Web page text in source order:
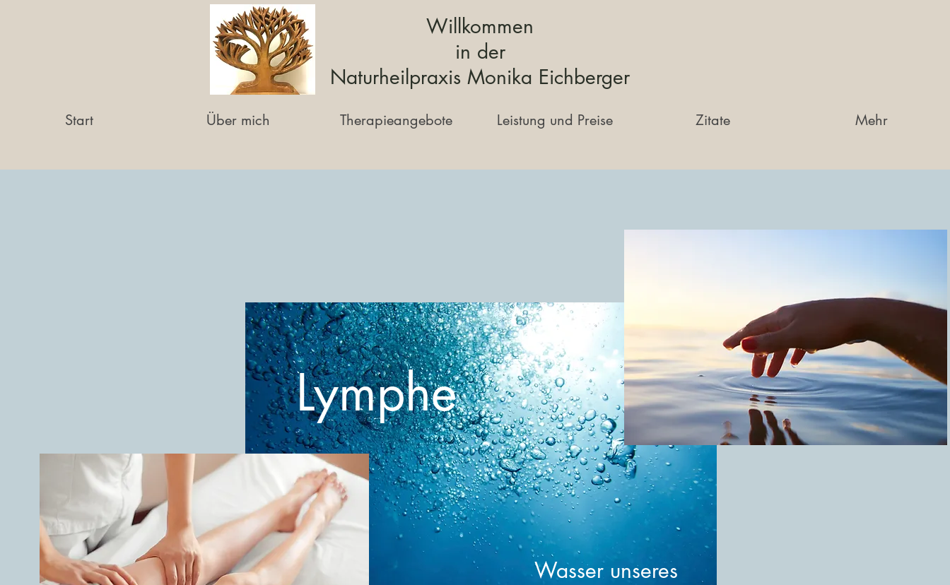
Willkommen
in der
Naturheilpraxis Monika Eichberger
Start Über mich Therapieangebote Leistung und Preise Zitate Mehr
Lymphe
Wasser unseres